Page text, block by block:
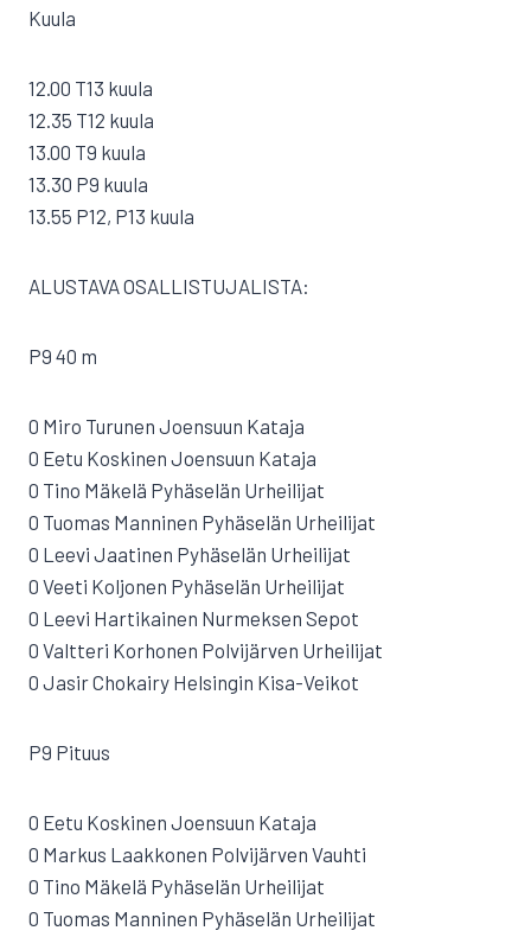
Kuula
12.00 T13 kuula
12.35 T12 kuula
13.00 T9 kuula
13.30 P9 kuula
13.55 P12, P13 kuula
ALUSTAVA OSALLISTUJALISTA:
P9 40 m
0 Miro Turunen Joensuun Kataja
0 Eetu Koskinen Joensuun Kataja
0 Tino Mäkelä Pyhäselän Urheilijat
0 Tuomas Manninen Pyhäselän Urheilijat
0 Leevi Jaatinen Pyhäselän Urheilijat
0 Veeti Koljonen Pyhäselän Urheilijat
0 Leevi Hartikainen Nurmeksen Sepot
0 Valtteri Korhonen Polvijärven Urheilijat
0 Jasir Chokairy Helsingin Kisa-Veikot
P9 Pituus
0 Eetu Koskinen Joensuun Kataja
0 Markus Laakkonen Polvijärven Vauhti
0 Tino Mäkelä Pyhäselän Urheilijat
0 Tuomas Manninen Pyhäselän Urheilijat